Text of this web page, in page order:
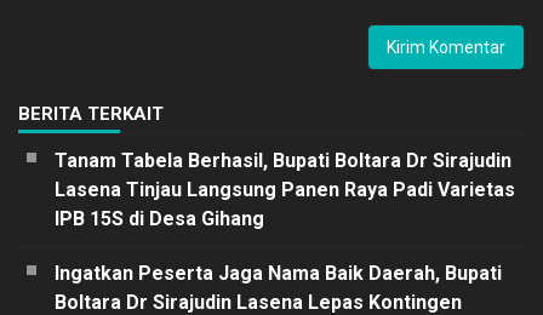
BERITA TERKAIT
Tanam Tabela Berhasil, Bupati Boltara Dr Sirajudin
Lasena Tinjau Langsung Panen Raya Padi Varietas
IPB 15S di Desa Gihang
Ingatkan Peserta Jaga Nama Baik Daerah, Bupati
Boltara Dr Sirajudin Lasena Lepas Kontingen